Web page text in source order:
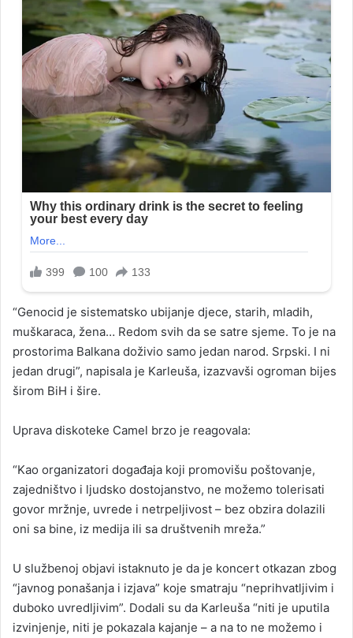
“Genocid je sistematsko ubijanje djece, starih, mladih,
muškaraca, žena… Redom svih da se satre sjeme. To je na
prostorima Balkana doživio samo jedan narod. Srpski. I ni
jedan drugi”, napisala je Karleuša, izazvavši ogroman bijes
širom BiH i šire.
Uprava diskoteke Camel brzo je reagovala:
“Kao organizatori događaja koji promovišu poštovanje,
zajedništvo i ljudsko dostojanstvo, ne možemo tolerisati
govor mržnje, uvrede i netrpeljivost – bez obzira dolazili
oni sa bine, iz medija ili sa društvenih mreža.”
U službenoj objavi istaknuto je da je koncert otkazan zbog
“javnog ponašanja i izjava” koje smatraju “neprihvatljivim i
duboko uvredljivim”. Dodali su da Karleuša “niti je uputila
izvinjenje, niti je pokazala kajanje – a na to ne možemo i